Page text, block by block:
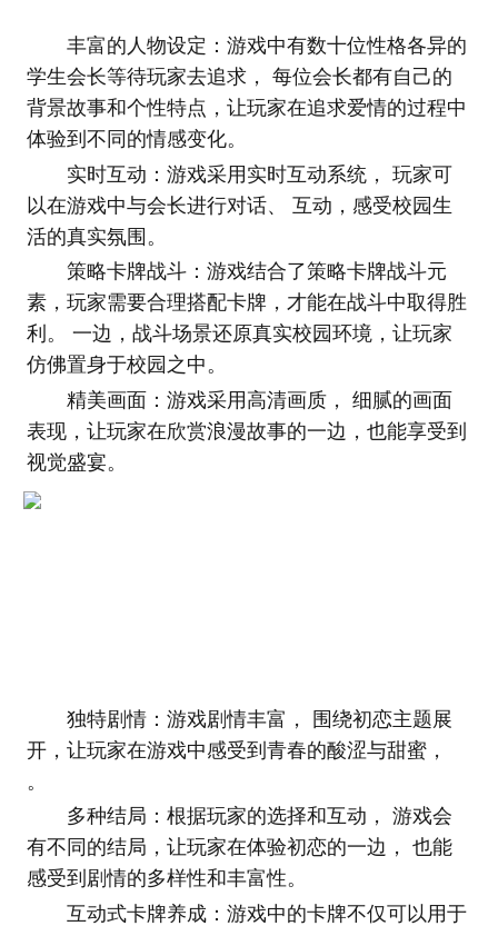
丰富的人物设定：游戏中有数十位性格各异的
学生会长等待玩家去追求， 每位会长都有自己的
背景故事和个性特点，让玩家在追求爱情的过程中
体验到不同的情感变化。
实时互动：游戏采用实时互动系统， 玩家可
以在游戏中与会长进行对话、 互动，感受校园生
活的真实氛围。
策略卡牌战斗：游戏结合了策略卡牌战斗元
素，玩家需要合理搭配卡牌，才能在战斗中取得胜
利。 一边，战斗场景还原真实校园环境，让玩家
仿佛置身于校园之中。
精美画面：游戏采用高清画质， 细腻的画面
表现，让玩家在欣赏浪漫故事的一边，也能享受到
视觉盛宴。
独特剧情：游戏剧情丰富， 围绕初恋主题展
开，让玩家在游戏中感受到青春的酸涩与甜蜜，
。
多种结局：根据玩家的选择和互动， 游戏会
有不同的结局，让玩家在体验初恋的一边， 也能
感受到剧情的多样性和丰富性。
互动式卡牌养成：游戏中的卡牌不仅可以用于